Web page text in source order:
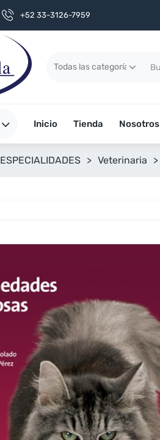
+52 33-3126-7959
Inicio Tienda Nosotros
ESPECIALIDADES > Veterinaria >